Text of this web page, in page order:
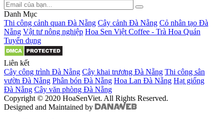
Danh Mục
Thi công cảnh quan Đà Nẵng Cây cảnh Đà Nẵng Cỏ nhân tạo Đà
Nẵng Vật tư nông nghiệp Hoa Sen Việt Coffee - Trà Hoa Quán
Tuyển dụng
Liên kết
Cây công trình Đà Nẵng Cây khai trương Đà Nẵng Thi công sân
vườn Đà Nẵng Phân bón Đà Nẵng Hoa Lan Đà Nẵng Hạt giống
Đà Nẵng Cây văn phòng Đà Nẵng
Copyright © 2020 HoaSenViet. All Rights Reserved.
Designed and Maintained by